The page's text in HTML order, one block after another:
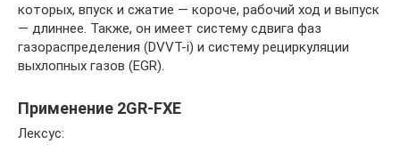
которых, впуск и сжатие — короче, рабочий ход и выпуск
— длиннее. Также, он имеет систему сдвига фаз
газораспределения (DVVT-i) и систему рециркуляции
выхлопных газов (EGR).
Применение 2GR-FXE
Лексус: